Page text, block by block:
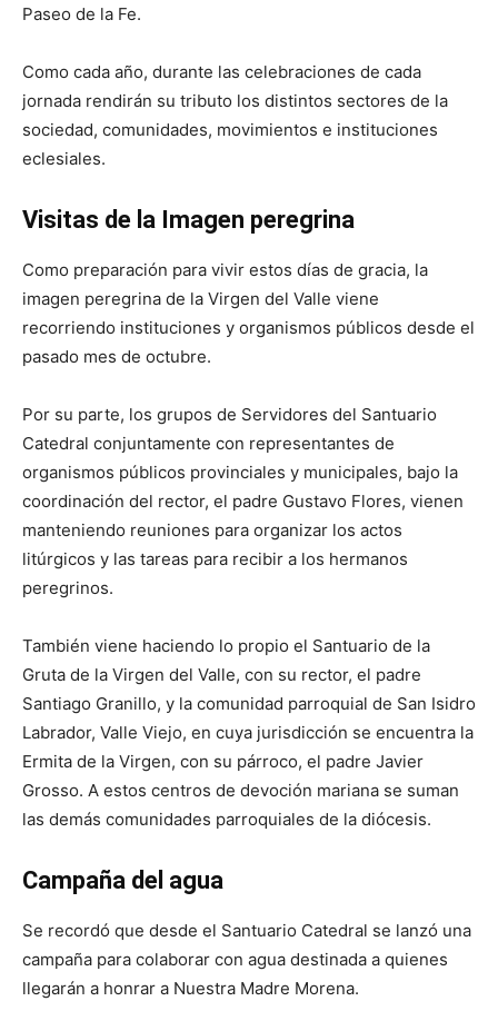
Paseo de la Fe.
Como cada año, durante las celebraciones de cada
jornada rendirán su tributo los distintos sectores de la
sociedad, comunidades, movimientos e instituciones
eclesiales.
Visitas de la Imagen peregrina
Como preparación para vivir estos días de gracia, la
imagen peregrina de la Virgen del Valle viene
recorriendo instituciones y organismos públicos desde el
pasado mes de octubre.
Por su parte, los grupos de Servidores del Santuario
Catedral conjuntamente con representantes de
organismos públicos provinciales y municipales, bajo la
coordinación del rector, el padre Gustavo Flores, vienen
manteniendo reuniones para organizar los actos
litúrgicos y las tareas para recibir a los hermanos
peregrinos.
También viene haciendo lo propio el Santuario de la
Gruta de la Virgen del Valle, con su rector, el padre
Santiago Granillo, y la comunidad parroquial de San Isidro
Labrador, Valle Viejo, en cuya jurisdicción se encuentra la
Ermita de la Virgen, con su párroco, el padre Javier
Grosso. A estos centros de devoción mariana se suman
las demás comunidades parroquiales de la diócesis.
Campaña del agua
Se recordó que desde el Santuario Catedral se lanzó una
campaña para colaborar con agua destinada a quienes
llegarán a honrar a Nuestra Madre Morena.